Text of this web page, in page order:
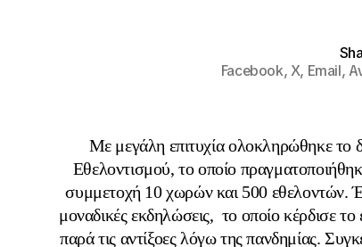
Facebook,X, Email,
Με μεγάλη επιτυχία ολοκληρώθηκε το
Εθελοντισμού, το οποίο
συμμετοχή 10 χωρών και 500 εθελοντών.
μοναδικές εκδηλώσεις, το οποίο κέρδισε
παρά τις αντίξοες λόγω της πανδημίας.